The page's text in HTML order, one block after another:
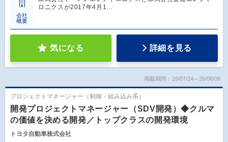
会社
概要
ロニクスが2017年4月1…
気になる 詳細を見る
掲載期間：26/07/24～26/08/06
プロジェクトマネージャー（制御・組み込み系）
開発プロジェクトマネージャー（SDV開発）◆クルマ
の価値を決める開発／トップクラスの開発環境
トヨタ自動車株式会社